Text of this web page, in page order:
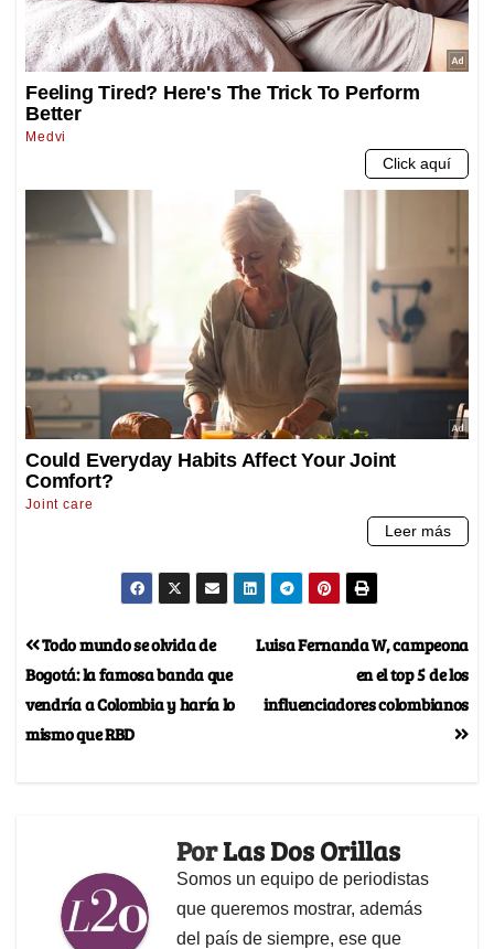
Luisa Fernanda W, campeona
en el top 5 de los
influenciadores colombianos
Todo mundo se olvida de
Bogotá: la famosa banda que
vendría a Colombia y haría lo
mismo que RBD
PorLas Dos Orillas
Somos un equipo de periodistas
que queremos mostrar, además
del país de siempre, ese que